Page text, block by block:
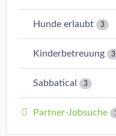
Hunde erlaubt 3
Kinderbetreuung 3
Sabbatical 3
Partner-Jobsuche